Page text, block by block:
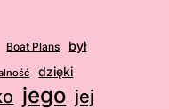
Boat Plans był
dzięki
jego jej